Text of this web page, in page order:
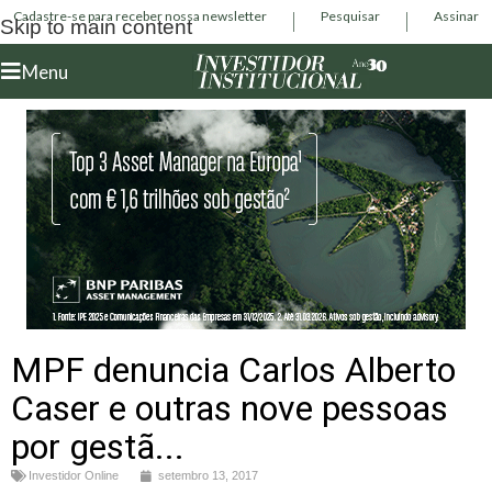
Skip to main content
Cadastre-se para receber nossa newsletter Pesquisar Assinar
Menu
MPF denuncia Carlos Alberto
Caser e outras nove pessoas
por gestã...
Investidor Online setembro 13, 2017